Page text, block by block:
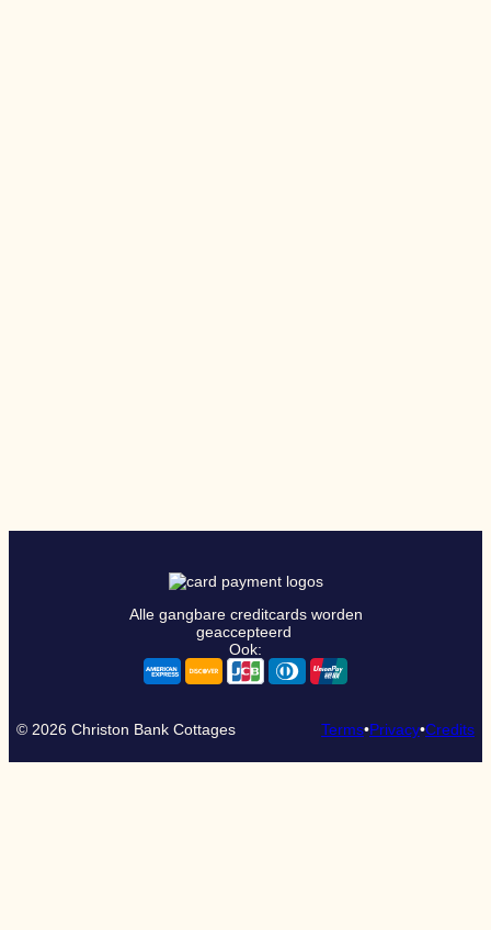
Alle gangbare creditcards worden
geaccepteerd
Ook:
© 2026Christon Bank Cottages Terms•Privacy•Credits